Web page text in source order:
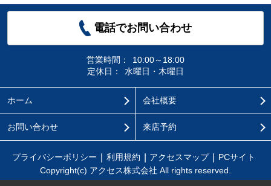
電話でお問い合わせ
営業時間：
10:00～18:00
定休日：
水曜日・木曜日
ホーム 会社概要
お問い合わせ 来店予約
プライバシーポリシー 利用規約 アクセスマップ
PCサイト
Copyright(c) アクセス株式会社 All rights reserved.